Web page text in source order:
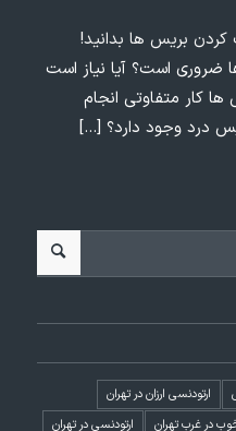
بریس ها بدانید!
است؟ آیا نیاز است
کار متفاوتی انجام
درد وجود دارد؟[…]
ارتودنسی ارزان در تهران
در غرب تهران ارتودنسی در تهران